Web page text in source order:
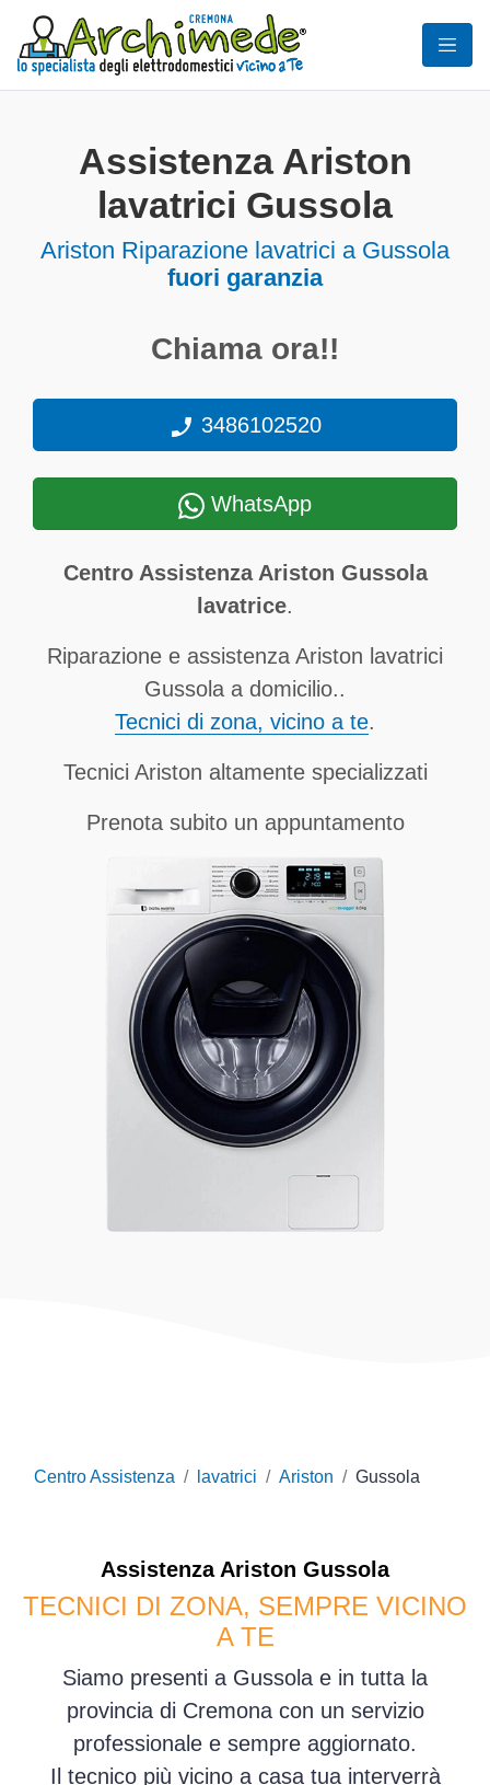
Assistenza Ariston
lavatrici Gussola
Ariston Riparazione lavatrici a Gussola
fuori garanzia
Chiama ora!!
3486102520
WhatsApp
Centro Assistenza Ariston Gussola
lavatrice.
Riparazione e assistenza Ariston lavatrici
Gussola a domicilio..
Tecnici di zona, vicino a te.
Tecnici Ariston altamente specializzati
Prenota subito un appuntamento
Centro Assistenza lavatrici Ariston Gussola
Assistenza Ariston Gussola
TECNICI DI ZONA, SEMPRE VICINO
A TE
Siamo presenti a Gussola e in tutta la
provincia di Cremona con un servizio
professionale e sempre aggiornato.
Il tecnico più vicino a casa tua interverrà